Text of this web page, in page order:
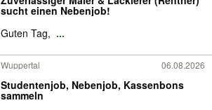
sucht einen Nebenjob!
Guten Tag, ...
Wuppertal 06.08.2026
Studentenjob, Nebenjob, Kassenbons
sammeln